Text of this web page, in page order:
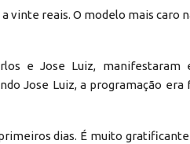
vinte reais. O modelo mais caro
e Jose Luiz, manifestaram
Jose Luiz, a programação era
dias. É muito